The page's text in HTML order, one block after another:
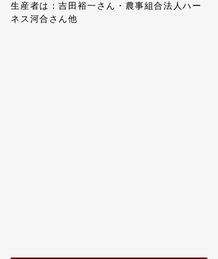
生産者は：吉田裕一さん・農事組合法人ハー
ネス河合さん他